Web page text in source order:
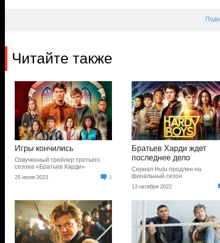
Читайте также
Игры кончились
Озвученный трейлер третьего
сезона «Братьев Харди»
25 июля 2023 1
Братьев Харди ждет
последнее дело
Сериал Hulu продлен на
финальный сезон
13 октября 2022